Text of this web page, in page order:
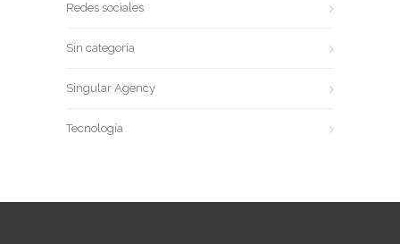
Redes sociales
Sin categoría
Singular Agency
Tecnología